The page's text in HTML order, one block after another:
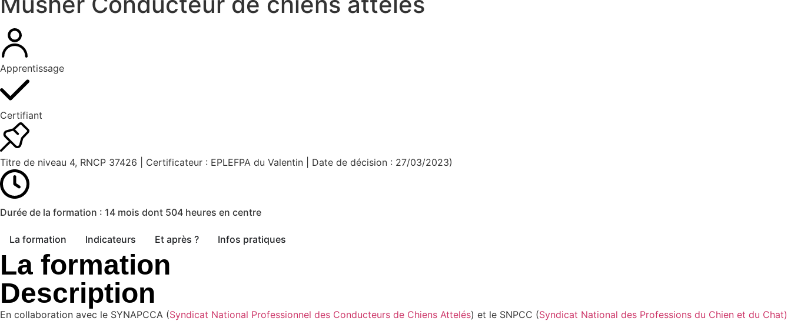
Apprentissage
Certifiant
Titre de niveau 4, RNCP 37426 | Certificateur : EPLEFPA du Valentin | Date de décision : 27/03/2023)
Durée de la formation : 14 mois dont 504 heures en centre
La formation Indicateurs Et après ? Infos pratiques
La formation
Description
En collaboration avec le SYNAPCCA (Syndicat National Professionnel des Conducteurs de Chiens Attelés) et le SNPCC (Syndicat National des Professions du Chien et du Chat)